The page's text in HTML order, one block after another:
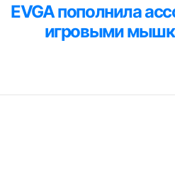
EVGA пополнила
игровыми